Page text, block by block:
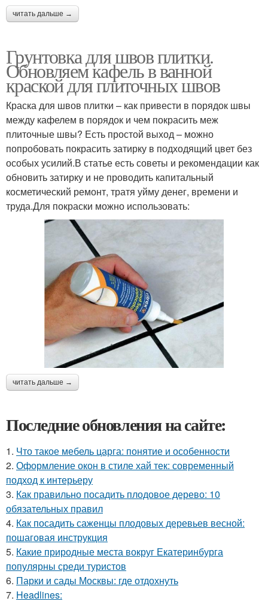
читать дальше →
Грунтовка для швов плитки.
Обновляем кафель в ванной
краской для плиточных швов
Краска для швов плитки – как привести в порядок швы
между кафелем в порядок и чем покрасить меж
плиточные швы? Есть простой выход – можно
попробовать покрасить затирку в подходящий цвет без
особых усилий.В статье есть советы и рекомендации как
обновить затирку и не проводить капитальный
косметический ремонт, тратя уйму денег, времени и
труда.Для покраски можно использовать:
читать дальше →
Последние обновления на сайте:
1. Что такое мебель царга: понятие и особенности
2. Оформление окон в стиле хай тек: современный
подход к интерьеру
3. Как правильно посадить плодовое дерево: 10
обязательных правил
4. Как посадить саженцы плодовых деревьев весной:
пошаговая инструкция
5. Какие природные места вокруг Екатеринбурга
популярны среди туристов
6. Парки и сады Москвы: где отдохнуть
7. Headlines: